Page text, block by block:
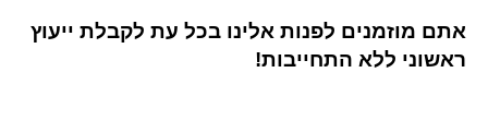
אתם מוזמנים לפנות אלינו בכל עת לקבלת ייעוץ
ראשוני ללא התחייבות!